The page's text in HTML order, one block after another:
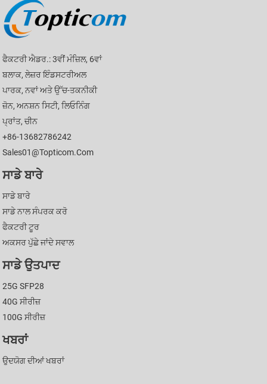
ਫੈਕਟਰੀ ਐਡਰ.: 3ਵੀਂ ਮੰਜ਼ਿਲ, 6ਵਾਂ
ਬਲਾਕ, ਲੇਜ਼ਰ ਇੰਡਸਟਰੀਅਲ
ਪਾਰਕ, ​​ਨਵਾਂ ਅਤੇ ਉੱਚ-ਤਕਨੀਕੀ
ਜ਼ੋਨ, ਅਨਸ਼ਨ ਸਿਟੀ, ਲਿਓਨਿੰਗ
ਪ੍ਰਾਂਤ, ਚੀਨ
+86-13682786242
Sales01@topticom.com
ਸਾਡੇ ਬਾਰੇ
ਸਾਡੇ ਬਾਰੇ
ਸਾਡੇ ਨਾਲ ਸੰਪਰਕ ਕਰੋ
ਫੈਕਟਰੀ ਟੂਰ
ਅਕਸਰ ਪੁੱਛੇ ਜਾਂਦੇ ਸਵਾਲ
ਸਾਡੇ ਉਤਪਾਦ
25G SFP28
40G ਸੀਰੀਜ਼
100G ਸੀਰੀਜ਼
ਖਬਰਾਂ
ਉਦਯੋਗ ਦੀਆਂ ਖਬਰਾਂ